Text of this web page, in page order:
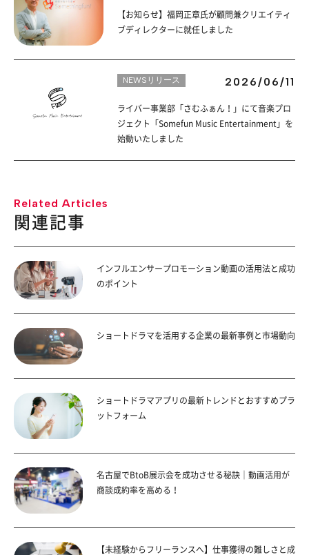
【お知らせ】福岡正章氏が顧問兼クリエイティ
ブディレクターに就任しました
NEWSリリース 2026/06/11
ライバー事業部「さむふぁん！」にて音楽プロ
ジェクト「Somefun Music Entertainment」を
始動いたしました
Related Articles
関連記事
インフルエンサープロモーション動画の活用法と成功
のポイント
ショートドラマを活用する企業の最新事例と市場動向
ショートドラマアプリの最新トレンドとおすすめプラ
ットフォーム
名古屋でBtoB展示会を成功させる秘訣｜動画活用が
商談成約率を高める！
【未経験からフリーランスへ】仕事獲得の難しさと成